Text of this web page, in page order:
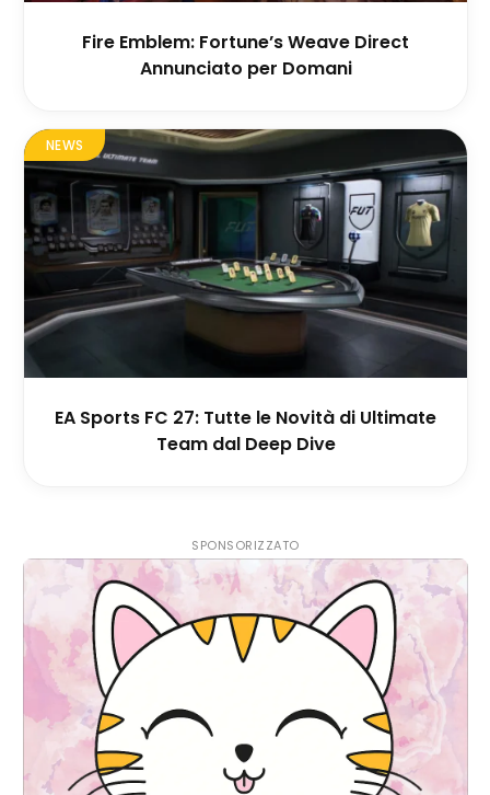
Fire Emblem: Fortune’s Weave Direct
Annunciato per Domani
NEWS
EA Sports FC 27: Tutte le Novità di Ultimate
Team dal Deep Dive
SPONSORIZZATO